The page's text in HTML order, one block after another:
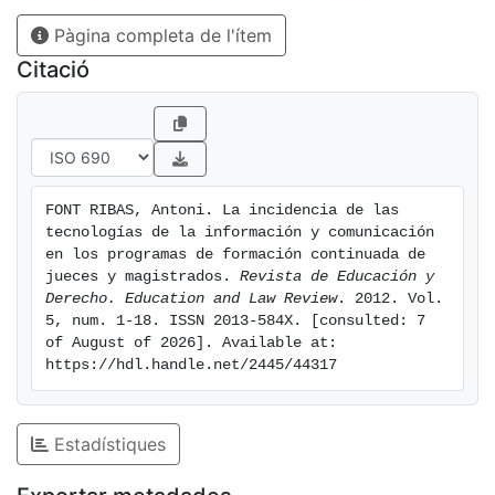
design of the curriculum of the program that is
intended to run.
Pàgina completa de l'ítem
Citació
FONT RIBAS, Antoni. La incidencia de las
tecnologías de la información y comunicación
en los programas de formación continuada de
jueces y magistrados. Revista de Educación y
Derecho. Education and Law Review. 2012. Vol.
5, num. 1-18. ISSN 2013-584X. [consulted: 7
of August of 2026]. Available at:
https://hdl.handle.net/2445/44317
Estadístiques